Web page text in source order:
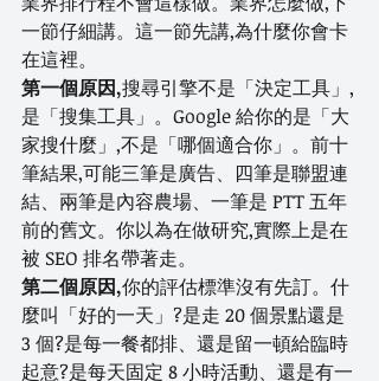
一節仔細講。這一節先講,為什麼你會卡
在這裡。
第一個原因,搜尋引擎不是「決定工具」,
是「搜集工具」。Google 給你的是「大
家搜什麼」,不是「哪個適合你」。前十
筆結果,可能三筆是廣告、四筆是聯盟連
結、兩筆是內容農場、一筆是 PTT 五年
前的舊文。你以為在做研究,實際上是在
被 SEO 排名帶著走。
第二個原因,你的評估標準沒有先訂。什
麼叫「好的一天」?是走 20 個景點還是
3 個?是每一餐都排、還是留一頓給臨時
起意?是每天固定 8 小時活動、還是有一